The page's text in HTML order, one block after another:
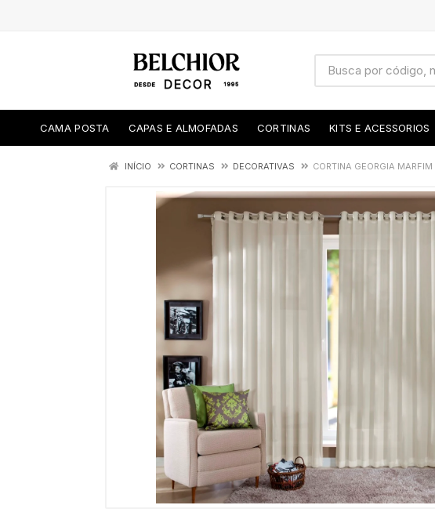
CAMA POSTA CAPAS E ALMOFADAS CORTINAS KITS E ACESSORIOS
INÍCIO CORTINAS DECORATIVAS CORTINA GEORGIA